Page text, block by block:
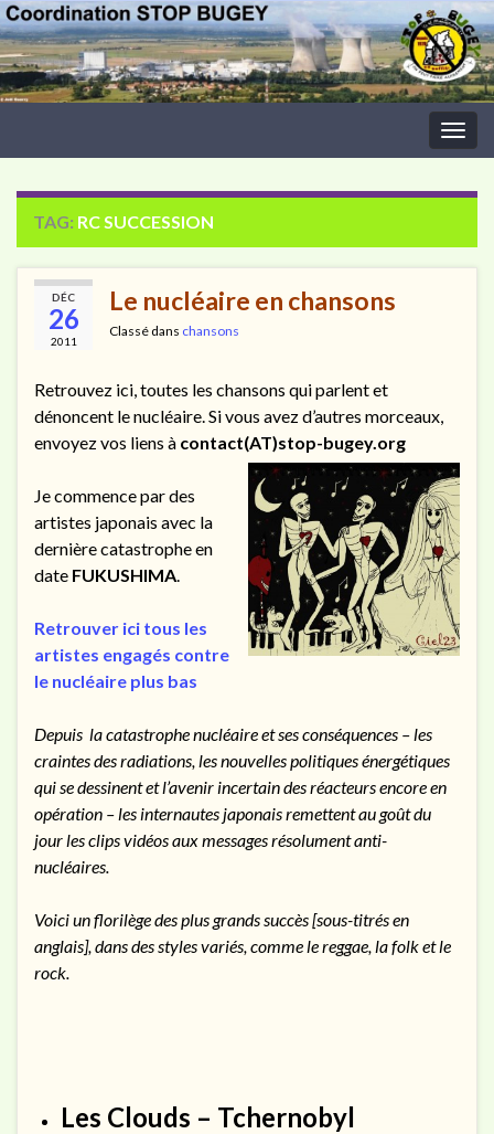
TAG: RC SUCCESSION
DÉC
26
2011
Le nucléaire en chansons
Classé dans chansons
Retrouvez ici, toutes les chansons qui parlent et
dénoncent le nucléaire. Si vous avez d’autres morceaux,
envoyez vos liens à contact(AT)stop-bugey.org
Je commence par des
artistes japonais avec la
dernière catastrophe en
date FUKUSHIMA.
Retrouver ici tous les
artistes engagés contre
le nucléaire plus bas
Depuis la catastrophe nucléaire et ses conséquences – les
craintes des radiations, les nouvelles politiques énergétiques
qui se dessinent et l’avenir incertain des réacteurs encore en
opération – les internautes japonais remettent au goût du
jour les clips vidéos aux messages résolument anti-
nucléaires.
Voici un florilège des plus grands succès [sous-titrés en
anglais], dans des styles variés, comme le reggae, la folk et le
rock.
Les Clouds – Tchernobyl